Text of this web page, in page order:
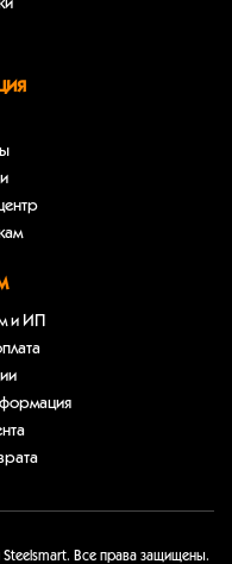
и ИП
Все права защищены.